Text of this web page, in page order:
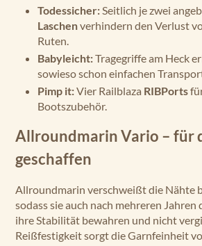
Todessicher: Seitlich je zwei
Laschenverhindern den Verlust
Ruten.
Babyleicht:Tragegriffe am Heck
sowieso schon einfachen
Pimp it:Vier Railblaza RIBPorts
Bootszubehör.
Allroundmarin Vario – für
geschaffen
Allroundmarin verschweißt die Nähte
sodass sie auch nach mehreren
ihre Stabilität bewahren und nicht
Reißfestigkeit sorgt die Garnfeinheit